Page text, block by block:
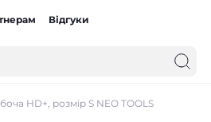
Відгуки
HD+, розмір S NEO TOOLS